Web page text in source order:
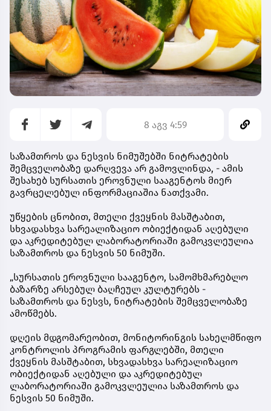
8 აგვ 4:59
საზამთროს და ნესვის ნიმუშებში ნიტრატების
შემცველობაზე დარღვევა არ გამოვლინდა, - ამის
შესახებ სურსათის ეროვნული სააგენტოს მიერ
გავრცელებულ ინფორმაციაშია ნათქვამი.
უწყების ცნობით, მთელი ქვეყნის მასშტაბით,
სხვადასხვა სარეალიზაციო ობიექტიდან აღებული
და აკრედიტებულ ლაბორატორიაში გამოკვლეულია
საზამთროს და ნესვის 50 ნიმუში.
„სურსათის ეროვნული სააგენტო, სამომხმარებლო
ბაზარზე არსებულ ბაღჩეულ კულტურებს -
საზამთროს და ნესვს, ნიტრატების შემცველობაზე
ამოწმებს.
დღეის მდგომარეობით, მონიტორინგის სახელმწიფო
კონტროლის პროგრამის ფარგლებში, მთელი
ქვეყნის მასშტაბით, სხვადასხვა სარეალიზაციო
ობიექტიდან აღებული და აკრედიტებულ
ლაბორატორიაში გამოკვლეულია საზამთროს და
ნესვის 50 ნიმუში.